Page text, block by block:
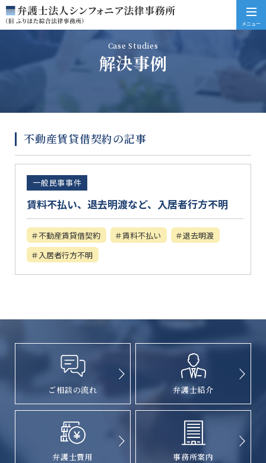
メニュー
Case Studies
解決事例
不動産賃貸借契約の記事
一般民事事件
賃料不払い、退去明渡など、入居者行方不明
不動産賃貸借契約 賃料不払い
退去明渡
入居者行方不明
ご相談の流れ 弁護士紹介
弁護士費用 事務所案内